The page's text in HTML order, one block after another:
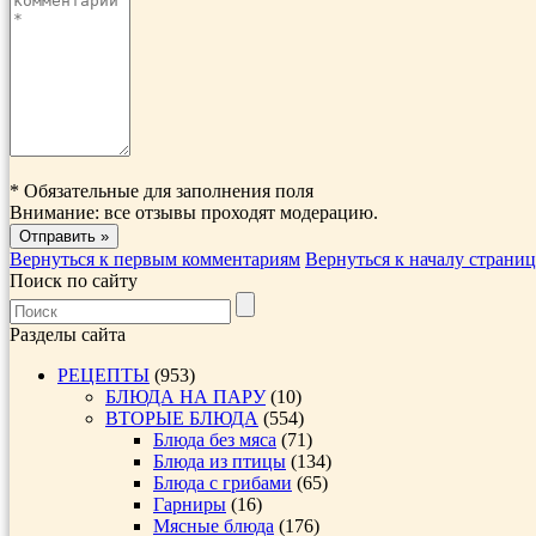
* Обязательные для заполнения поля
Внимание: все отзывы проходят модерацию.
Вернуться к первым комментариям Вернуться к началу
Поиск по сайту
Разделы сайта
РЕЦЕПТЫ (953)
БЛЮДА НА ПАРУ(10)
ВТОРЫЕ БЛЮДА (554)
Блюда без мяса (71)
Блюда из птицы (134)
Блюда с грибами (65)
Гарниры (16)
Мясные блюда (176)